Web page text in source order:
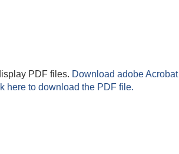
PDF files. Download adobe Acrobat
here to download the PDF file.